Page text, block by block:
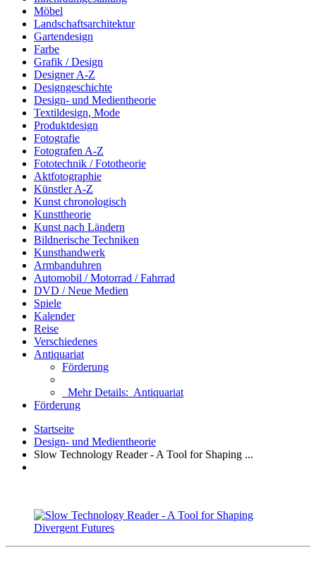
Möbel
Landschaftsarchitektur
Gartendesign
Farbe
Grafik / Design
Designer A-Z
Designgeschichte
Design- und Medientheorie
Textildesign, Mode
Produktdesign
Fotografie
Fotografen A-Z
Fototechnik / Fototheorie
Aktfotographie
Künstler A-Z
Kunst chronologisch
Kunsttheorie
Kunst nach Ländern
Bildnerische Techniken
Kunsthandwerk
Armbanduhren
Automobil / Motorrad / Fahrrad
DVD / Neue Medien
Spiele
Kalender
Reise
Verschiedenes
Antiquariat
Förderung
Mehr Details: Antiquariat
Förderung
Startseite
Design- und Medientheorie
Slow Technology Reader - A Tool for Shaping ...